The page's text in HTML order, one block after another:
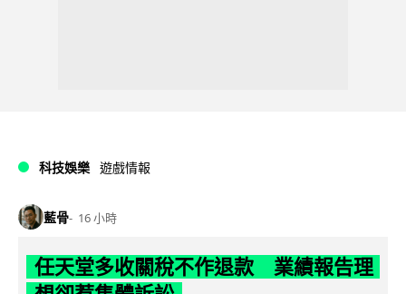
科技娛樂 遊戲情報
藍骨 16 小時
任天堂多收關稅不作退款 業績報告理